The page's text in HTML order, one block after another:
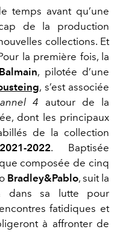
temps avant qu’une
de la production
collections. Et
la première fois, la
Balmain, pilotée d’une
, s’est associée
4 autour de la
dont les principaux
de la collection
2022. Baptisée
composée de cinq
Bradley&Pablo, suit la
dans sa lutte pour
fatidiques et
à affronter de